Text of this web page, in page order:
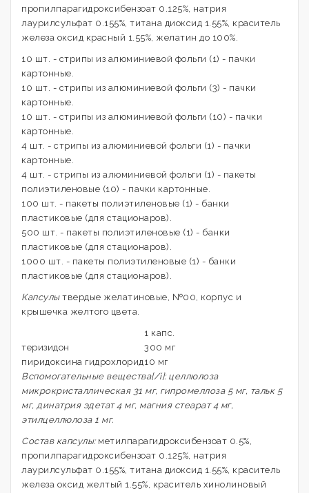
пропилпарагидроксибензоат 0.125%, натрия
лаурилсульфат 0.155%, титана диоксид 1.55%, краситель
железа оксид красный 1.55%, желатин до 100%.
10 шт. - стрипы из алюминиевой фольги (1) - пачки
картонные.
10 шт. - стрипы из алюминиевой фольги (3) - пачки
картонные.
10 шт. - стрипы из алюминиевой фольги (10) - пачки
картонные.
4 шт. - стрипы из алюминиевой фольги (1) - пачки
картонные.
4 шт. - стрипы из алюминиевой фольги (1) - пакеты
полиэтиленовые (10) - пачки картонные.
100 шт. - пакеты полиэтиленовые (1) - банки
пластиковые (для стационаров).
500 шт. - пакеты полиэтиленовые (1) - банки
пластиковые (для стационаров).
1000 шт. - пакеты полиэтиленовые (1) - банки
пластиковые (для стационаров).
Капсулытвердые желатиновые, №00, корпус и
крышечка желтого цвета.
1 капс.
теризидон
300 мг
пиридоксина гидрохлорид10 мг
Вспомогательные вещества[/i]: целлюлоза
микрокристаллическая 31 мг, гипромеллоза 5 мг, тальк 5
мг, динатрия эдетат 4 мг, магния стеарат 4 мг,
этилцеллюлоза 1 мг.
Состав капсулы: метилпарагидроксибензоат 0.5%,
пропилпарагидроксибензоат 0.125%, натрия
лаурилсульфат 0.155%, титана диоксид 1.55%, краситель
железа оксид желтый 1.55%, краситель хинолиновый